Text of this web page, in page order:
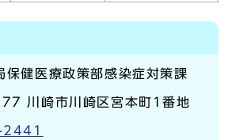
保健医療政策部感染症対策課
川崎市川崎区宮本町1番地